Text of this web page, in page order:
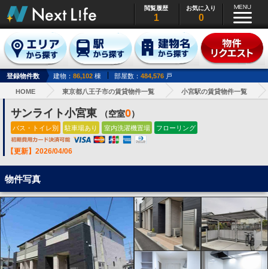
閲覧履歴
1
お気に入り
0
登録物件数 建物： 86,102 棟 部屋数： 484,576 戸
HOME 東京都八王子市の賃貸物件一覧 小宮駅の賃貸物件一覧
サンライト小宮東 （空室0）
バス・トイレ別 駐車場あり 室内洗濯機置場 フローリング
【更新】2026/04/06
物件写真